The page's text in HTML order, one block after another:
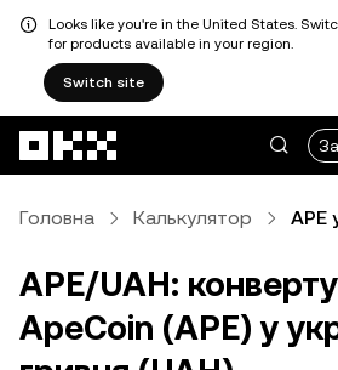
Looks like you're in the United States.
for products available in your region.
Switch site
Головна Калькулятор APE
APE/UAH:
ApeCoin (APE) у